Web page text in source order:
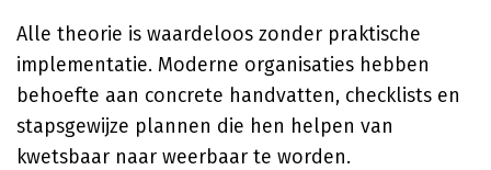
Alle theorie is waardeloos zonder praktische
implementatie. Moderne organisaties hebben
behoefte aan concrete handvatten, checklists en
stapsgewijze plannen die hen helpen van
kwetsbaar naar weerbaar te worden.